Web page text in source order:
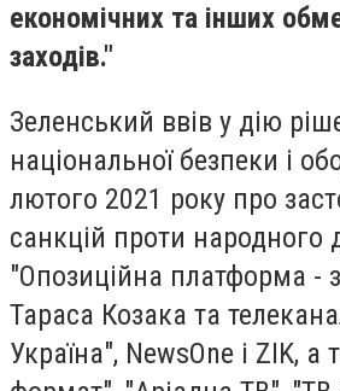
економічних та інших
заходів."
Зеленський ввів у дію
національної безпеки і
лютого 2021 року про
санкцій проти народного
"Опозиційна платформа -
Тараса Козака та
Україна", NewsOne і ZIK,